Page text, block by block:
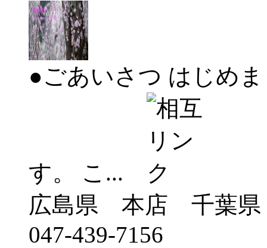
●ごあいさつ はじめ
す。 こ...
広島県 本店 千葉県
047-439-7156